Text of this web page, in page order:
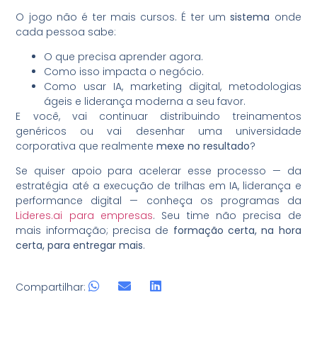
O jogo não é ter mais cursos. É ter umsistema onde
cada pessoa sabe:
O que precisa aprender agora.
Como isso impacta o negócio.
Como usar IA, marketing digital, metodologias
ágeis e liderança moderna a seu favor.
E você, vai continuar distribuindo treinamentos
genéricos ou vai desenhar uma universidade
corporativa que realmentemexe no resultado?
Se quiser apoio para acelerar esse processo — da
estratégia até a execução de trilhas em IA, liderança e
performance digital — conheça os programas da
Lideres.ai para empresas. Seu time não precisa de
mais informação; precisa de formação certa, na hora
certa, para entregar mais.
Compartilhar: